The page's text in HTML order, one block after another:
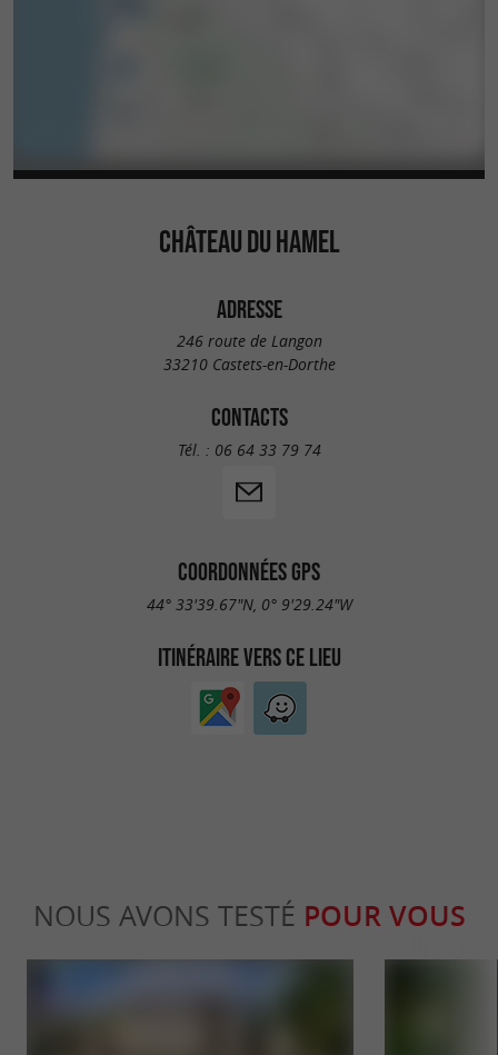
CHÂTEAU DU HAMEL
ADRESSE
246 route de Langon
33210 Castets-en-Dorthe
CONTACTS
Tél. : 06 64 33 79 74
COORDONNÉES GPS
44° 33'39.67"N, 0° 9'29.24"W
ITINÉRAIRE VERS CE LIEU
NOUS AVONS TESTÉ POUR VOUS